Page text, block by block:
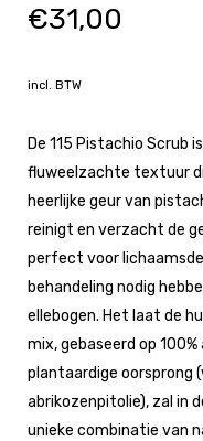
€31,00
incl. BTW
De 115 Pistachio Scrub
fluweelzachte textuur
heerlijke geur van
reinigt en verzacht de
perfect voor
behandeling nodig
ellebogen. Het laat de
mix, gebaseerd op
plantaardige oorsprong
abrikozenpitolie), zal in
unieke combinatie van